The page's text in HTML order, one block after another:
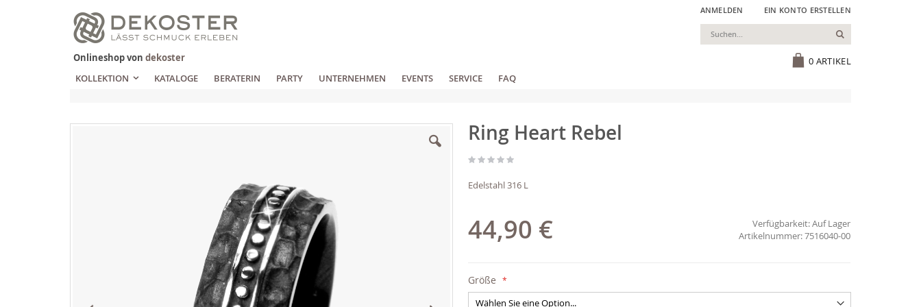
Zum
Inhalt
springen
ANMELDEN EIN KONTO ERSTELLEN
0 ARTIKEL
Suchen
Onlineshop von dekoster
KOLLEKTION
KATALOGE BERATERIN PARTY UNTERNEHMEN EVENTS SERVICE FAQ
Ring Heart Rebel
Edelstahl 316 L
44,90 € Verfügbarkeit:Auf Lager
7516040-00
Größe